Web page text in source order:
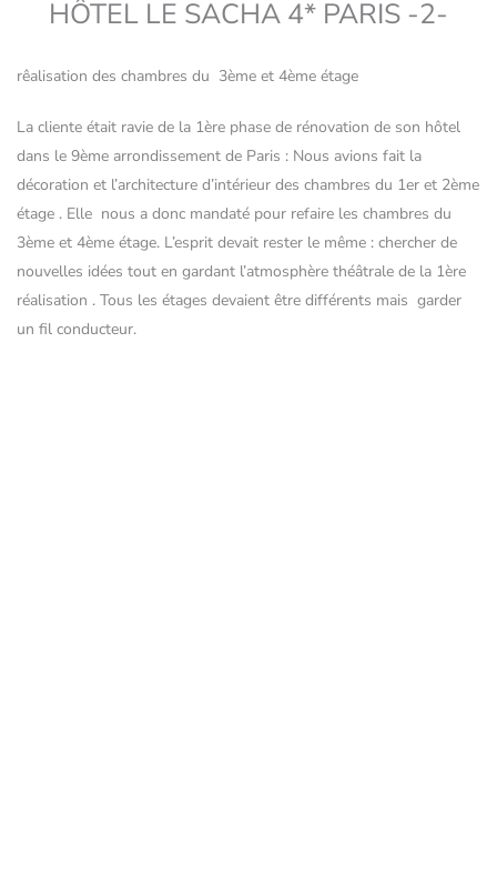
HÔTEL LE SACHA 4* PARIS -2-
rêalisation des chambres du 3ème et 4ème étage
La cliente était ravie de la 1ère phase de rénovation de son hôtel
dans le 9ème arrondissement de Paris : Nous avions fait la
décoration et l’architecture d’intérieur des chambres du 1er et 2ème
étage . Elle nous a donc mandaté pour refaire les chambres du
3ème et 4ème étage. L’esprit devait rester le même : chercher de
nouvelles idées tout en gardant l’atmosphère théâtrale de la 1ère
réalisation . Tous les étages devaient être différents mais garder
un fil conducteur.